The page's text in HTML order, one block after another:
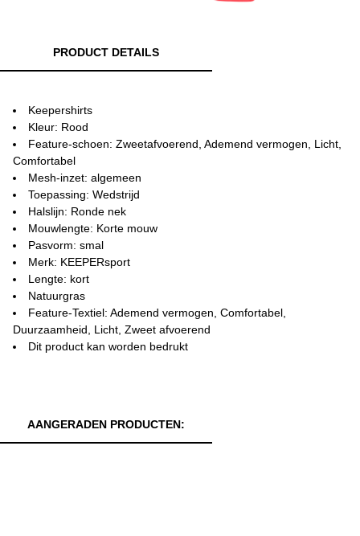
PRODUCT DETAILS
Keepershirts
Kleur: Rood
Feature-schoen: Zweetafvoerend, Ademend vermogen, Licht,
Comfortabel
Mesh-inzet: algemeen
Toepassing: Wedstrijd
Halslijn: Ronde nek
Mouwlengte: Korte mouw
Pasvorm: smal
Merk: KEEPERsport
Lengte: kort
Natuurgras
Feature-Textiel: Ademend vermogen, Comfortabel,
Duurzaamheid, Licht, Zweet afvoerend
Dit product kan worden bedrukt
AANGERADEN PRODUCTEN: